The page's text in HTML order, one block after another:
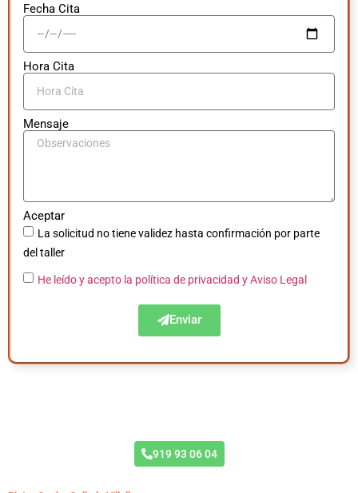
Fecha Cita
Hora Cita
Mensaje
Aceptar
La solicitud no tiene validez hasta confirmación por parte
del taller
He leído y acepto la política de privacidad y Aviso Legal
Enviar
919 93 06 04